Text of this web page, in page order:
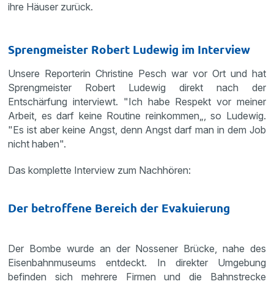
ihre Häuser zurück.
Sprengmeister Robert Ludewig im Interview
Unsere Reporterin Christine Pesch war vor Ort und hat
Sprengmeister Robert Ludewig direkt nach der
Entschärfung interviewt. "Ich habe Respekt vor meiner
Arbeit, es darf keine Routine reinkommen„, so Ludewig.
"Es ist aber keine Angst, denn Angst darf man in dem Job
nicht haben".
Das komplette Interview zum Nachhören:
Der betroffene Bereich der Evakuierung
Der Bombe wurde an der Nossener Brücke, nahe des
Eisenbahnmuseums entdeckt. In direkter Umgebung
befinden sich mehrere Firmen und die Bahnstrecke